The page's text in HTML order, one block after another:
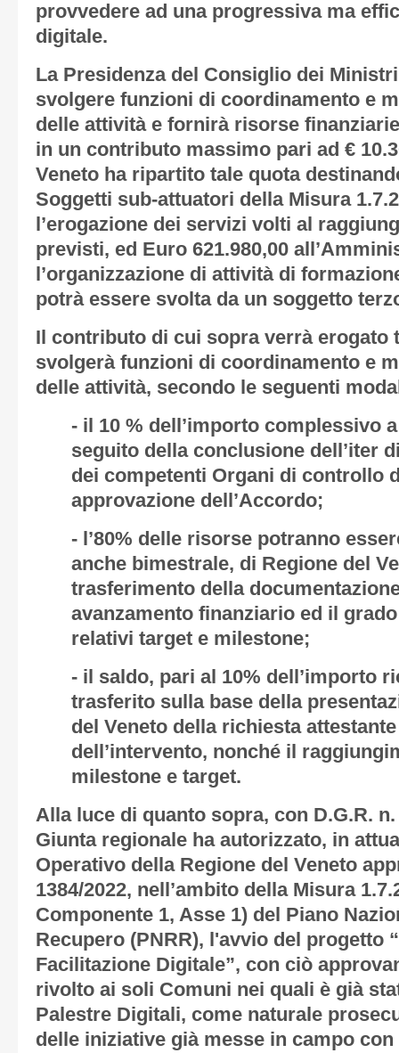
provvedere ad una progressiva ma
digitale.
La Presidenza del Consiglio dei
svolgere funzioni di coordinamento e
delle attività e fornirà risorse
in un contributo massimo pari ad €
Veneto ha ripartito tale quota
Soggetti sub-attuatori della Misura
l’erogazione dei servizi volti al
previsti, ed Euro 621.980,00
l’organizzazione di attività di
potrà essere svolta da un soggetto
Il contributo di cui sopra verrà erogato
svolgerà funzioni di coordinamento e
delle attività, secondo le seguenti
- il 10 % dell’importo complessivo
seguito della conclusione dell’iter
dei competenti Organi di controllo
approvazione dell’Accordo;
- l’80% delle risorse potranno
anche bimestrale, di Regione del
trasferimento della
avanzamento finanziario ed il
relativi target e milestone;
- il saldo, pari al 10% dell’importo
trasferito sulla base della
del Veneto della richiesta
dell’intervento, nonché il
milestone e target.
Alla luce di quanto sopra, con D.G.R. n.
Giunta regionale ha autorizzato, in
Operativo della Regione del Veneto
1384/2022, nell’ambito della Misura
Componente 1, Asse 1) del Piano
Recupero (PNRR), l'avvio del progetto
Facilitazione Digitale”, con ciò
rivolto ai soli Comuni nei quali è già
Palestre Digitali, come naturale
delle iniziative già messe in campo